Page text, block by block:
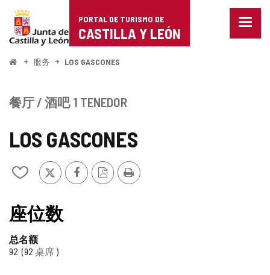
Portal
de
Turismo
Castilla
León
PORTAL DE TURISMO DE
CASTILLA Y LEÓN
菜
开
服务 LOS GASCONES
LOS GASCONES
从
笔
记
中
添
推
特
FacebookPDF
版
打
印
餐厅 / 酒吧 1 TENEDOR
座位数
总名额
92 92 桌席